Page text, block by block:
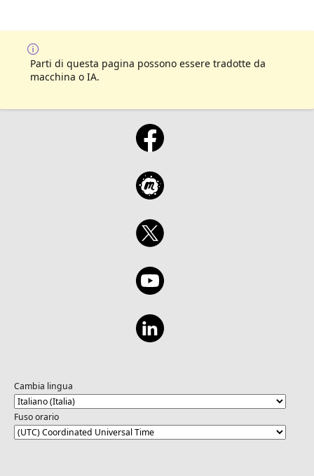
Parti di questa pagina possono essere tradotte da
macchina o IA.
Cambia lingua
Fuso orario